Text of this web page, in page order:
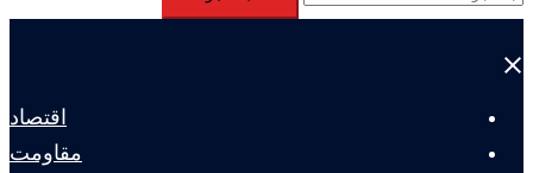
برای:
Close
اقتصاد
مقاومت